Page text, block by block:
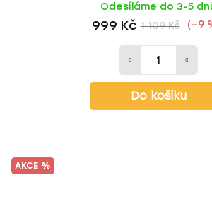
Odesíláme do 3-5
999 Kč 1 109 Kč (–9
Do košíku
AKCE %